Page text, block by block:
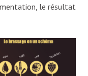
le résultat